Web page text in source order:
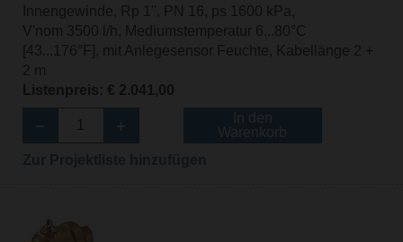
Innengewinde, Rp 1", PN 16, ps 1600 kPa,
V'nom 3500 l/h, Mediumstemperatur 6...80°C
[43...176°F], mit Anlegesensor Feuchte, Kabellänge 2 +
2 m
Listenpreis: € 2.041,00